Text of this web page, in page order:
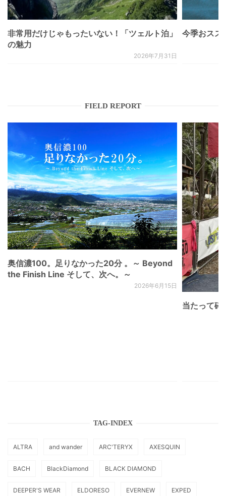
非常用だけじゃもったいない！「ツェルト泊」
の魅力
2026年7月31日
今季おスス
FIELD REPORT
奥信濃100。足りなかった20分 。～ Beyond
the Finish Line そして、次へ。～
2026年6月15日
当たって砕
TAG-INDEX
ALTRA and wander ARC'TERYX AXESQUIN
BACH BlackDiamond BLACK DIAMOND
DEEPER'S WEAR ELDORESO EVERNEW EXPED